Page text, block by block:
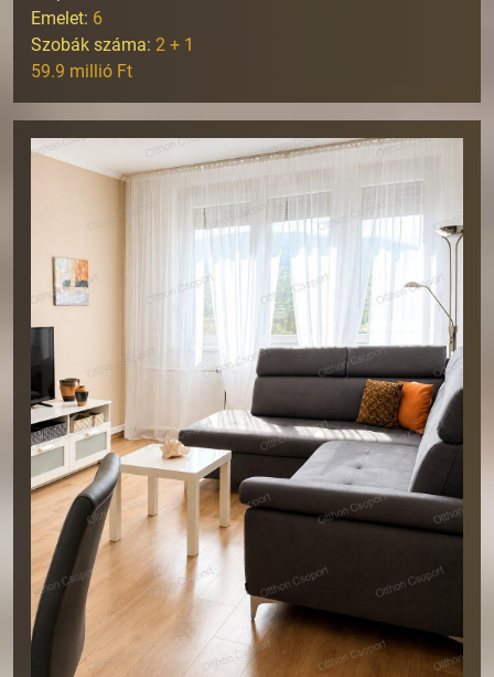
Emelet: 6
Szobák száma: 2 + 1
59.9 millió Ft